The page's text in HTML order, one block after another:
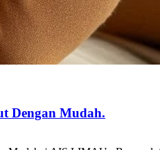
Dengan Mudah.